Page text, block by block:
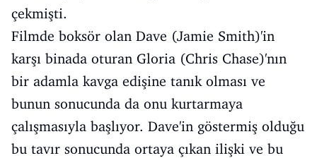
çekmişti.
Filmde boksör olan Dave (Jamie Smith)'in
karşı binada oturan Gloria (Chris Chase)'nın
bir adamla kavga edişine tanık olması ve
bunun sonucunda da onu kurtarmaya
çalışmasıyla başlıyor. Dave'in göstermiş olduğu
bu tavır sonucunda ortaya çıkan ilişki ve bu